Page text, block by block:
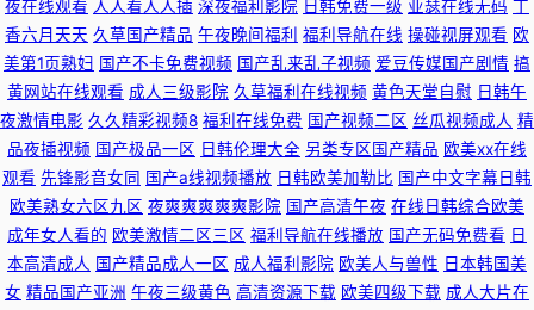
夜在线观看 人人看人人插 深夜福利影院 日韩免费一级 亚瑟在线无码 丁
香六月天天 久草国产精品 午夜晚间福利 福利导航在线 操碰视屏观看 欧
美第1页熟妇 国产不卡免费视频 国产乱来乱子视频 爱豆传媒国产剧情 搞
黄网站在线观看 成人三级影院 久草福利在线视频 黄色天堂自慰 日韩午
夜激情电影 久久精彩视频8 福利在线免费 国产视频二区 丝瓜视频成人 精
品夜插视频 国产极品一区 日韩伦理大全 另类专区国产精品 欧美xx在线
观看 先锋影音女同 国产a线视频播放 日韩欧美加勒比 国产中文字幕日韩
欧美熟女六区九区 夜爽爽爽爽爽影院 国产高清午夜 在线日韩综合欧美
成年女人看的 欧美激情二区三区 福利导航在线播放 国产无码免费看 日
本高清成人 国产精品成人一区 成人福利影院 欧美人与兽性 日本韩国美
女 精品国产亚洲 午夜三级黄色 高清资源下载 欧美四级下载 成人大片在